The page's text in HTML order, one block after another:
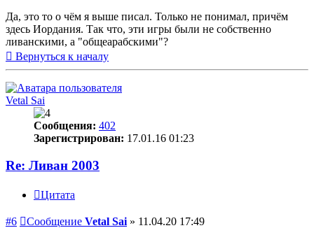
Да, это то о чём я выше писал. Только не понимал, причём
здесь Иордания. Так что, эти игры были не собственно
ливанскими, а "общеарабскими"?
Вернуться к началу
Vetal Sai
Сообщения: 402
Зарегистрирован: 17.01.16 01:23
Re: Ливан 2003
Цитата
#6 Сообщение Vetal Sai » 11.04.20 17:49